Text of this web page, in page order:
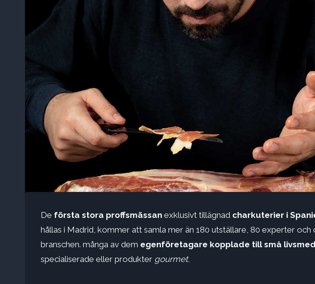
De första stora proffsmässan exklusivt tillägnad charkuterier i
hållas i Madrid, kommer att samla mer än 180 utställare, 80 experter och
branschen. många av dem egenföretagare kopplade till små
specialiserade eller produkter gourmet.